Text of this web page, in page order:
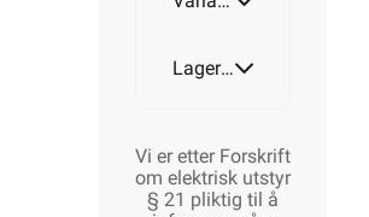
Lagerstatus
Vi er etter Forskrift
om elektrisk utstyr
§ 21 pliktig til å